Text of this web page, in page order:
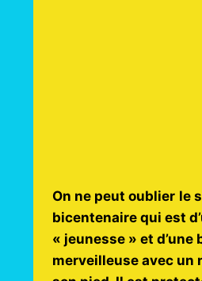
On ne peut oublier le
bicentenaire qui est
« jeunesse » et d’une
merveilleuse avec un